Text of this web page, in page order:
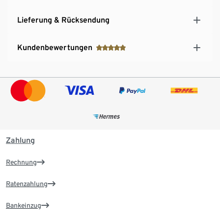
Lieferung & Rücksendung
Kundenbewertungen
Zahlung
Rechnung
Ratenzahlung
Bankeinzug